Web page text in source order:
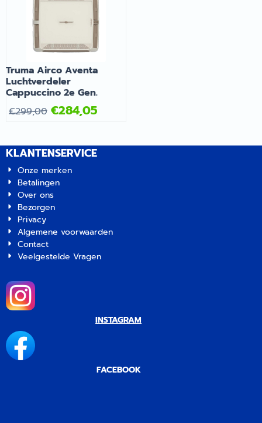
Dometic Airco FreshJet
Omvormer | Artikelnummer
0115075
geïntegreerde warmtepomp
Truma Airco Aventa
Luchtverdeler
Cappuccino 2e Gen.
€299,00 €284,05
KLANTENSERVICE
Onze merken
Betalingen
Over ons
Bezorgen
Privacy
Algemene voorwaarden
Contact
Veelgestelde Vragen
INSTAGRAM
FACEBOOK